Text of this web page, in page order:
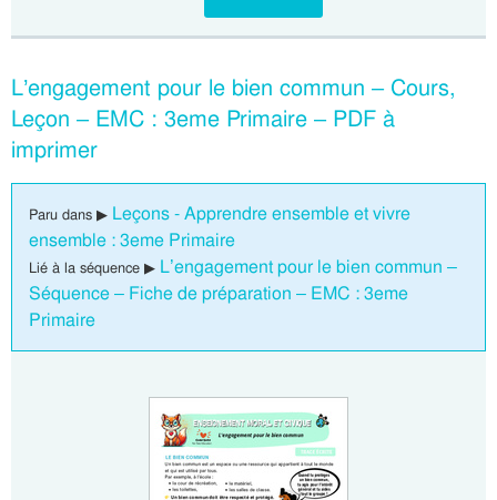
L’engagement pour le bien commun – Cours,
Leçon – EMC : 3eme Primaire – PDF à
imprimer
Paru dans ▶ Leçons - Apprendre ensemble et vivre
ensemble : 3eme Primaire
Lié à la séquence ▶ L’engagement pour le bien commun –
Séquence – Fiche de préparation – EMC : 3eme
Primaire